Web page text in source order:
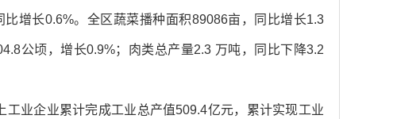
增长0.6%。全区蔬菜播种面积89086亩，同比增长1.3
公顷，增长0.9%；肉类总产量2.3 万吨，同比下降3.2
工业企业累计完成工业总产值509.4亿元，累计实现工业